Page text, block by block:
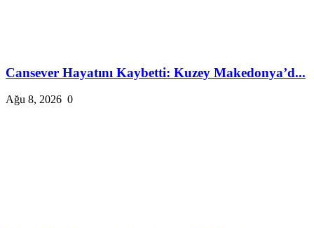
Cansever Hayatını Kaybetti: Kuzey Makedonya’d...
Ağu 8, 2026 0